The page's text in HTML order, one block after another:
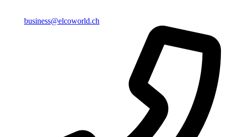
business@elcoworld.ch